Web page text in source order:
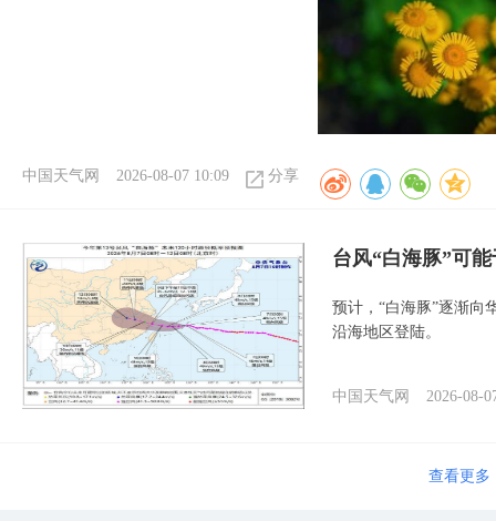
中国天气网 2026-08-07 10:09 分享
台风“白海豚”可
预计，“白海豚”逐渐向
沿海地区登陆。
中国天气网 2026-08-
查看更多